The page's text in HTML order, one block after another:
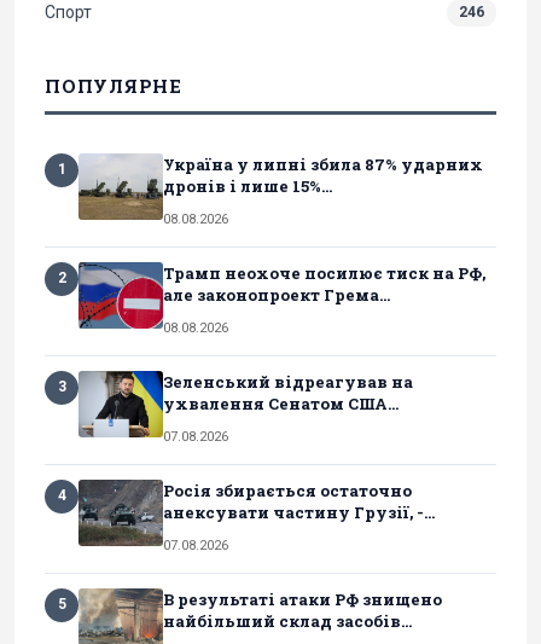
Спорт 246
ПОПУЛЯРНЕ
1
Україна у липні збила 87% ударних
дронів і лише 15%...
08.08.2026
2
Трамп неохоче посилює тиск на РФ,
але законопроект Грема...
08.08.2026
3
Зеленський відреагував на
ухвалення Сенатом США...
07.08.2026
4
Росія збирається остаточно
анексувати частину Грузії, -...
07.08.2026
5
В результаті атаки РФ знищено
найбільший склад засобів...